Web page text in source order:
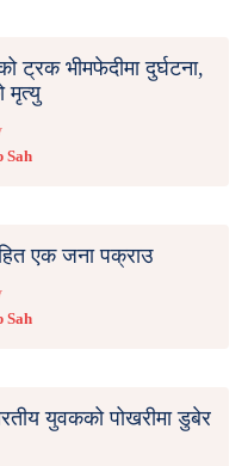
ट्रक भीमफेदीमा दुर्घटना,
मृत्यु
Sah
एक जना पक्राउ
Sah
युवकको पोखरीमा डुबेर